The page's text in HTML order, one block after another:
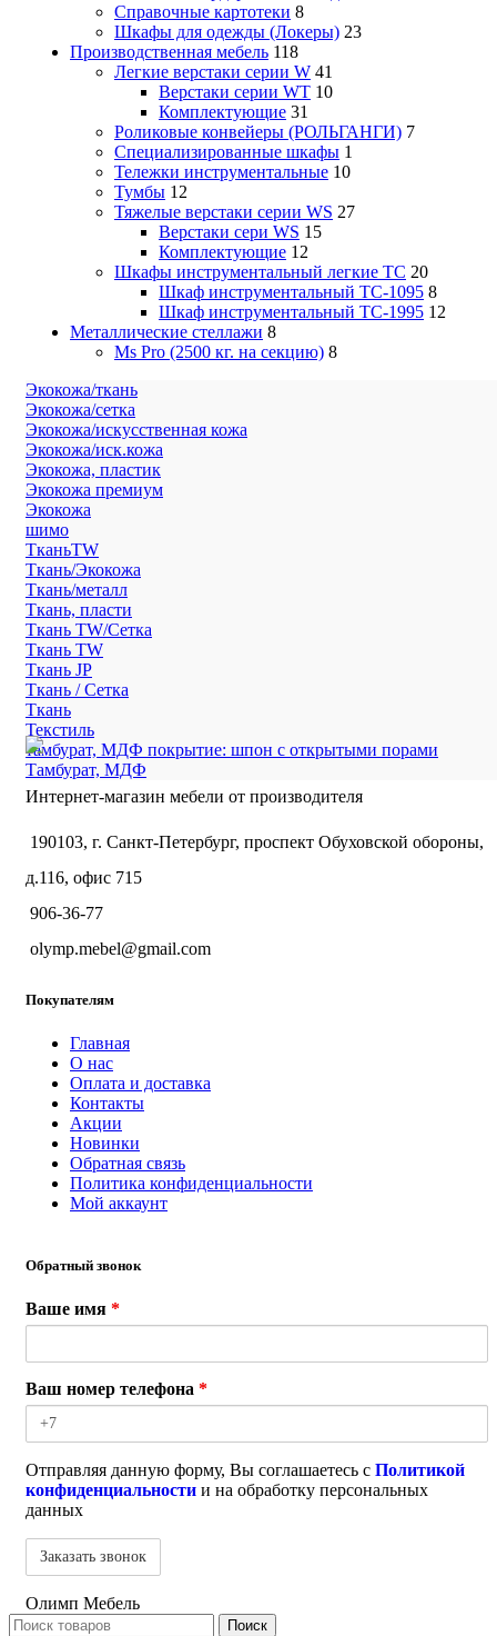
Справочные картотеки 8
Шкафы для одежды (Локеры) 23
Производственная мебель 118
Легкие верстаки серии W 41
Верстаки серии WT 10
Комплектующие 31
Роликовые конвейеры (РОЛЬГАНГИ) 7
Специализированные шкафы 1
Тележки инструментальные 10
Тумбы 12
Тяжелые верстаки серии WS 27
Верстаки сери WS 15
Комплектующие 12
Шкафы инструментальный легкие ТС 20
Шкаф инструментальный TC-1095 8
Шкаф инструментальный TC-1995 12
Металлические стеллажи 8
Ms Pro (2500 кг. на секцию) 8
Экокожа/ткань
Экокожа/сетка
Экокожа/искусственная кожа
Экокожа/иск.кожа
Экокожа, пластик
Экокожа премиум
Экокожа
шимо
ТканьTW
Ткань/Экокожа
Ткань/металл
Ткань, пласти
Ткань TW/Сетка
Ткань TW
Ткань JP
Ткань / Сетка
Ткань
Текстиль
тамбурат, МДФ покрытие: шпон с открытыми порами
Тамбурат, МДФ
Интернет-магазин мебели от производителя
190103, г. Санкт-Петербург, проспект Обуховской обороны,
д.116, офис 715
906-36-77
olymp.mebel@gmail.com
Покупателям
Главная
О нас
Оплата и доставка
Контакты
Акции
Новинки
Обратная связь
Политика конфиденциальности
Мой аккаунт
Обратный звонок
Ваше имя *
Ваш номер телефона *
Отправляя данную форму, Вы соглашаетесь с Политикой
конфиденциальности и на обработку персональных
данных
Олимп Мебель
Поиск